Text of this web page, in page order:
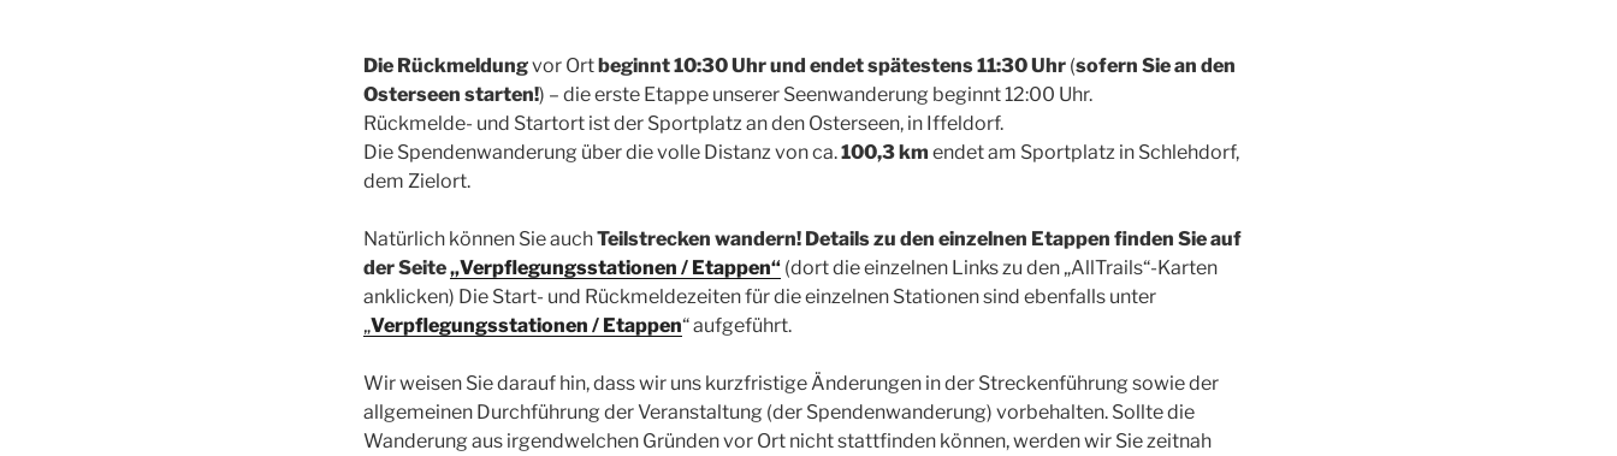
Die Rückmeldungvor Ortbeginnt 10:30 Uhr und endet spätestens 11:30 Uhr (sofern Sie an den
Osterseen starten!) – die erste Etappe unserer Seenwanderung beginnt 12:00 Uhr.
Rückmelde- und Startort ist der Sportplatz an den Osterseen, in Iffeldorf.
Die Spendenwanderung über die volle Distanz von ca.100,3 km endet am Sportplatz in Schlehdorf,
dem Zielort.
Natürlich können Sie auchTeilstrecken wandern! Details zu den einzelnen Etappen finden Sie auf
der Seite„Verpflegungsstationen / Etappen“ (dort die einzelnen Links zu den „AllTrails“-Karten
anklicken) Die Start- und Rückmeldezeiten für die einzelnen Stationen sind ebenfalls unter
„Verpflegungsstationen / Etappen“ aufgeführt.
Wir weisen Sie darauf hin, dass wir uns kurzfristige Änderungen in der Streckenführung sowie der
allgemeinen Durchführung der Veranstaltung (der Spendenwanderung) vorbehalten. Sollte die
Wanderung aus irgendwelchen Gründen vor Ort nicht stattfinden können, werden wir Sie zeitnah